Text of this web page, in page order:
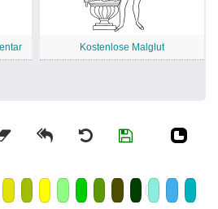
Kostenlose Malglut